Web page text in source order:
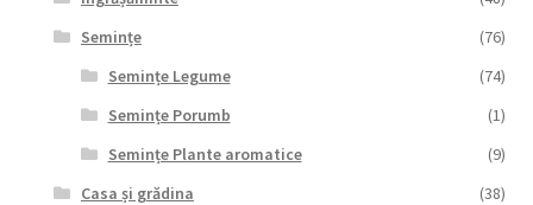
Semințe
(76)
Semințe Legume
(74)
Semințe Porumb
(1)
Semințe Plante aromatice
(9)
Casa și grădina
(38)